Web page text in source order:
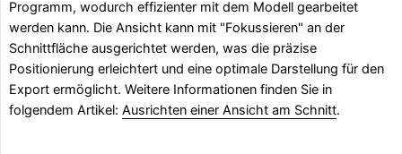
Programm, wodurch effizienter mit dem Modell gearbeitet
werden kann. Die Ansicht kann mit "Fokussieren" an der
Schnittfläche ausgerichtet werden, was die präzise
Positionierung erleichtert und eine optimale Darstellung für den
Export ermöglicht. Weitere Informationen finden Sie in
folgendem Artikel: Ausrichten einer Ansicht am Schnitt.